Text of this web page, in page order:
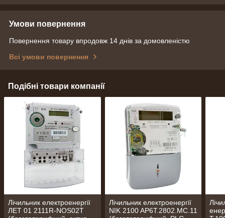
Умови повернення
Повернення товару впродовж 14 днів за домовленістю
Всі умови повернення
Подібні товари компанії
Лічильник електроенергії
ЛЕТ 01 2111R-NOS02T
Лічильник електроенергії
NIK 2100 AP6T.2802.MC.11